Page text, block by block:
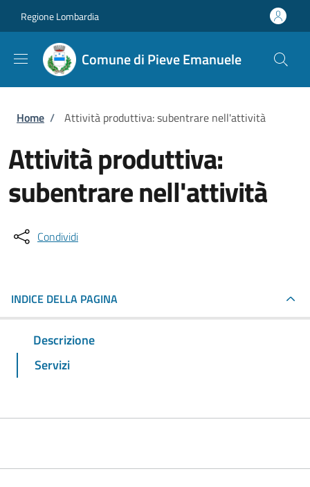
Regione Lombardia
Comune di Pieve Emanuele
Briciole di pane
Home / Attività produttiva: subentrare nell'attività
Attività produttiva:
subentrare nell'attività
Condividi
INDICE DELLA PAGINA
Descrizione
Servizi